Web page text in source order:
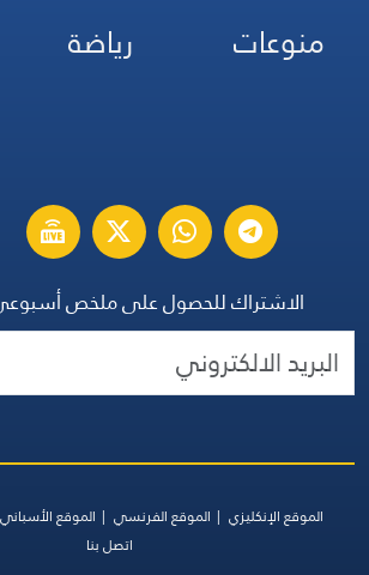
منوعات
رياضة
الاشتراك للحصول على ملخص
الموقع الإنكليزي الموقع الفرنسي الموقع الأسباني
اتصل بنا